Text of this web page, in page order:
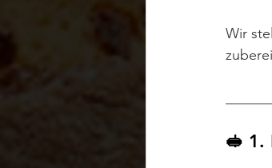
Wir
🥪 1.